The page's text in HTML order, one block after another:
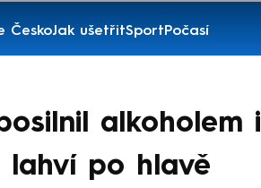
ČeskoJak ušetřitSportPočasí
alkoholem i
lahví po hlavě